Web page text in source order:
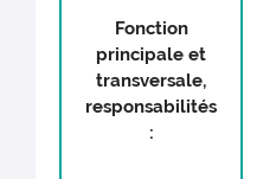
Fonction
principale et
transversale,
responsabilités
: